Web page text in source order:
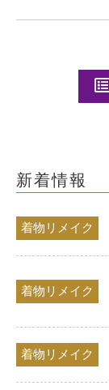
新着情報
着物リメイク
着物リメイク
着物リメイク